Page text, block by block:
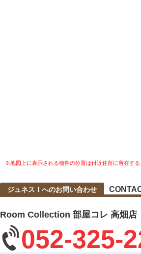
※地図上に表示される物件の位置は付近住所に所在す
ジュネスⅠへのお問い合わせ
Room Collection 部屋コレ 高畑店
052-325-